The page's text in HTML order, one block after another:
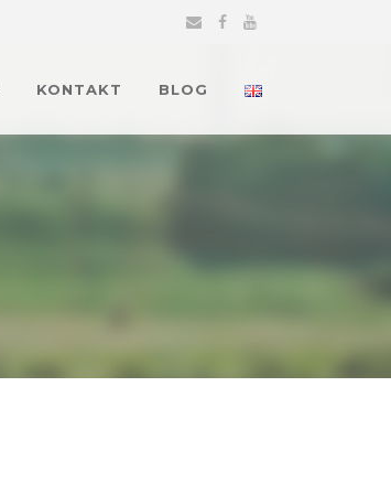
KONTAKT BLOG